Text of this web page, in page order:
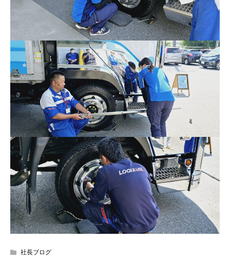
社長ブログ